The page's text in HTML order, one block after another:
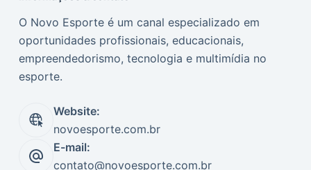
O Novo Esporte é um canal especializado em
oportunidades profissionais, educacionais,
empreendedorismo, tecnologia e multimídia no
esporte.
Website:
novoesporte.com.br
E-mail:
contato@novoesporte.com.br